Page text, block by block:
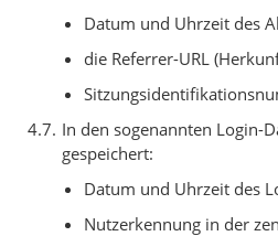
Datum und Uhrzeit des
die Referrer-URL
In den sogenannten Login-
gespeichert:
Datum und Uhrzeit des
Nutzerkennung in der